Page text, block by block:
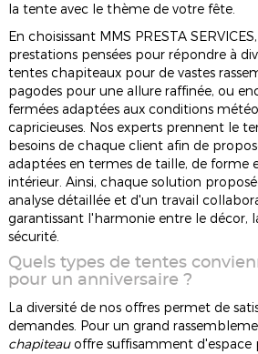
la tente avec le thème de votre fête.
En choisissant MMS PRESTA
prestations pensées pour répondre à
tentes chapiteaux pour de vastes
pagodes pour une allure raffinée, ou
fermées adaptées aux conditions
capricieuses. Nos experts prennent le
besoins de chaque client afin de
adaptées en termes de taille, de forme
intérieur. Ainsi, chaque solution
analyse détaillée et d'un travail
garantissant l'harmonie entre le décor,
sécurité.
Quels types de tentes
pour un anniversaire ?
La diversité de nos offres permet de
demandes. Pour un grand
chapiteauoffre suffisamment d'espace